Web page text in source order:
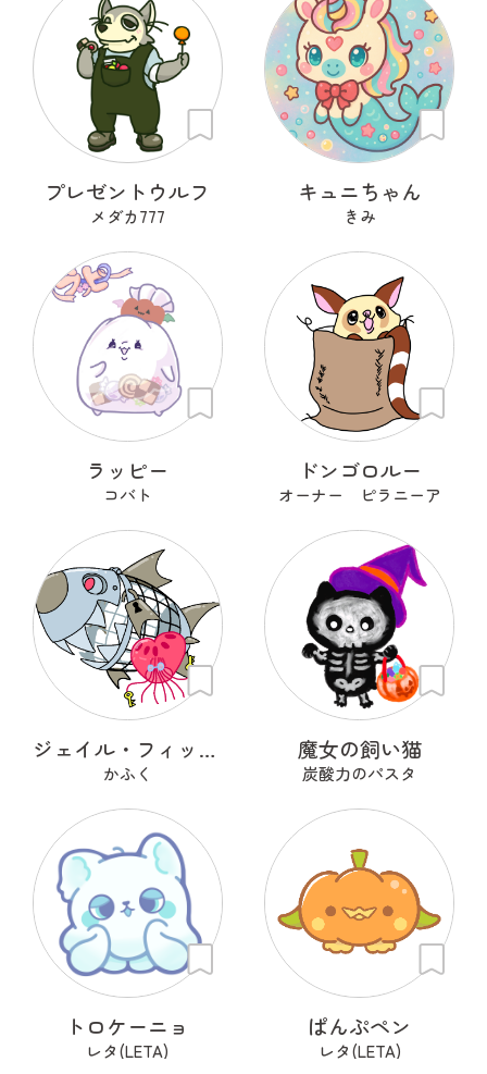
プレゼントウルフ
メダカ777
キュニちゃん
きみ
ラッピー
コバト
ドンゴロルー
オーナー ピラニーア
ジェイル・フィッシュ
かふく
魔女の飼い猫
炭酸力のパスタ
トロケーニョ
レタ(LETA)
ぱんぷペン
レタ(LETA)